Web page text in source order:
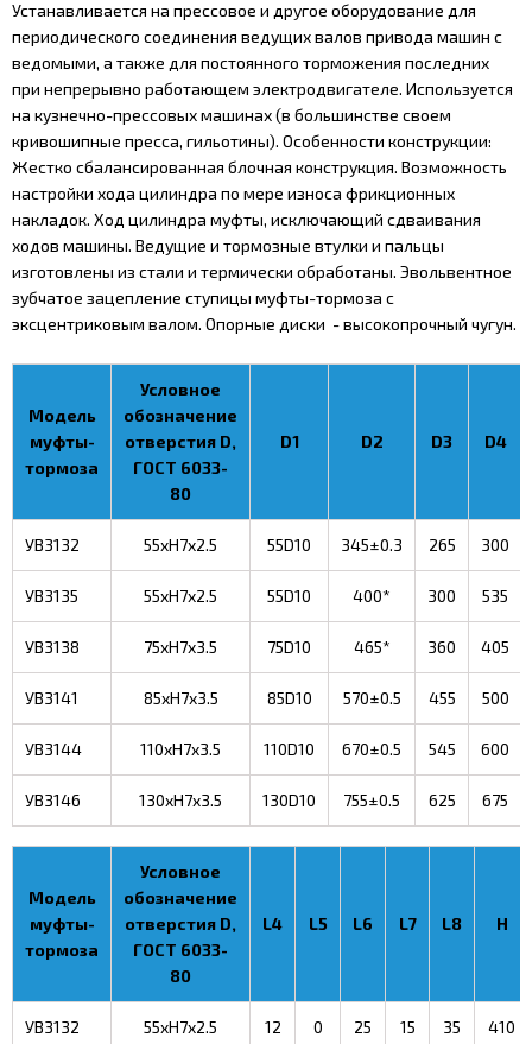
Устанавливается на прессовое и другое оборудование для
периодического соединения ведущих валов привода машин с
ведомыми, а также для постоянного торможения последних
при непрерывно работающем электродвигателе. Используется
на кузнечно-прессовых машинах (в большинстве своем
кривошипные пресса, гильотины). Особенности конструкции:
Жестко сбалансированная блочная конструкция. Возможность
настройки хода цилиндра по мере износа фрикционных
накладок. Ход цилиндра муфты, исключающий сдваивания
ходов машины. Ведущие и тормозные втулки и пальцы
изготовлены из стали и термически обработаны. Эвольвентное
зубчатое зацепление ступицы муфты-тормоза с
эксцентриковым валом. Опорные диски - высокопрочный чугун.
Модель
муфты-
тормоза
Условное
обозначение
отверстия D,
ГОСТ 6033-
80
D1 D2 D3 D4
УВ3132 55xH7x2.5 55D10 345±0.3 265 300
УВ3135 55xH7x2.5 55D10 400* 300 535
УВ3138 75xH7x3.5 75D10 465* 360 405
УВ3141 85xH7x3.5 85D10 570±0.5 455 500
УВ3144 110xH7x3.5 110D10 670±0.5 545 600
УВ3146 130xH7x3.5 130D10 755±0.5 625 675
Модель
муфты-
тормоза
Условное
обозначение
отверстия D,
ГОСТ 6033-
80
L4 L5 L6 L7 L8 H
УВ3132 55xH7x2.5 12 0 25 15 35 410